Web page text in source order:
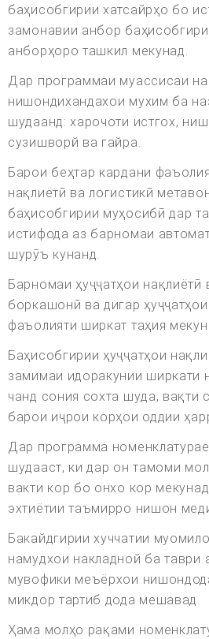
баҳисобгирии хатсайрҳо бо
замонавии анбор
анборҳоро ташкил мекунад.
Дар программаи муассисаи
нишондихандахои мухим ба
шудаанд: харочоти истгох,
сузишворй ва гайра.
Барои беҳтар кардани
нақлиётӣ ва логистикӣ
баҳисобгирии муҳосибӣ дар
истифода аз барномаи
шурӯъ кунанд.
Барномаи ҳуҷҷатҳои нақлиётӣ
боркашонӣ ва дигар
фаъолияти ширкат таҳия
Баҳисобгирии ҳуҷҷатҳои
замимаи идоракунии ширкати
чанд сония сохта шуда, вақти
барои иҷрои корҳои оддии
Дар программа
шудааст, ки дар он тамоми
вакти кор бо онхо кор
эхтиётии таъмирро нишон
Бакайдгирии хуччатии
намудхои накладной ба таври
мувофики меъёрхои
микдор тартиб дода мешавад.
Ҳама молҳо рақами